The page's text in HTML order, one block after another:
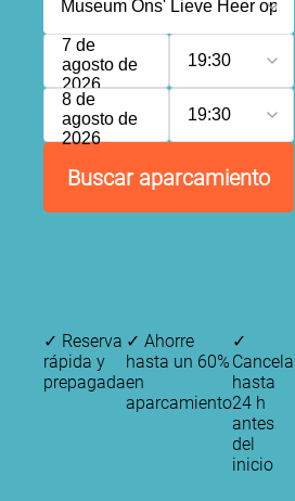
7 de
agosto de
2026
19:30
8 de
agosto de
2026
19:30
Buscar aparcamiento
✓ Reserva
rápida y
prepagada
✓ Ahorre
hasta un 60%
en
aparcamiento
✓
Cancela
hasta
24 h
antes
del
inicio